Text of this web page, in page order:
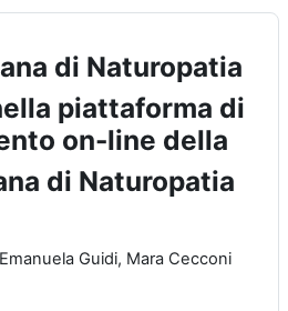
piattaforma di
on-line della
di Naturopatia
Emanuela Guidi, Mara Cecconi